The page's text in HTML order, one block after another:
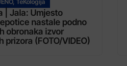
, TeKologija
| Jala: Umjesto
nastale podno
obronaka izvor
prizora (FOTO/VIDEO)